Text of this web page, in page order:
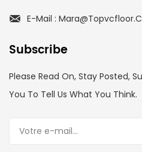
E-Mail :
Subscribe
Please Read On, Stay Posted,
You To Tell Us What You Think.